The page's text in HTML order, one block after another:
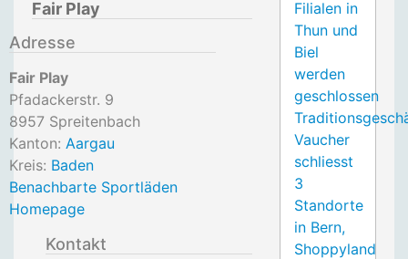
Fair Play
Adresse
Fair Play
Pfadackerstr. 9
8957 Spreitenbach
Kanton: Aargau
Kreis: Baden
Benachbarte Sportläden
Homepage
Kontakt
Filialen in
Thun und
Biel
werden
geschlossen
Vaucher
schliesst
3
Standorte
in Bern,
Shoppyland